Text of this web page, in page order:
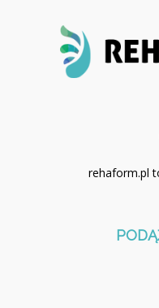
rehaform.pl